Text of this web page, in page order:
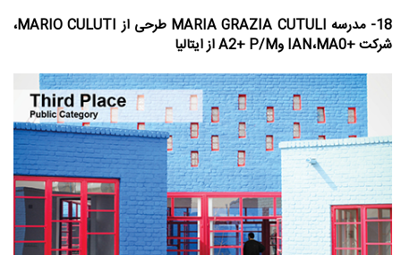
18- مدرسه MARIA GRAZIA CUTULI طرحی از MARIO CULUTI،
شرکت +IAN،MA0 وA2+ P/M از ایتالیا